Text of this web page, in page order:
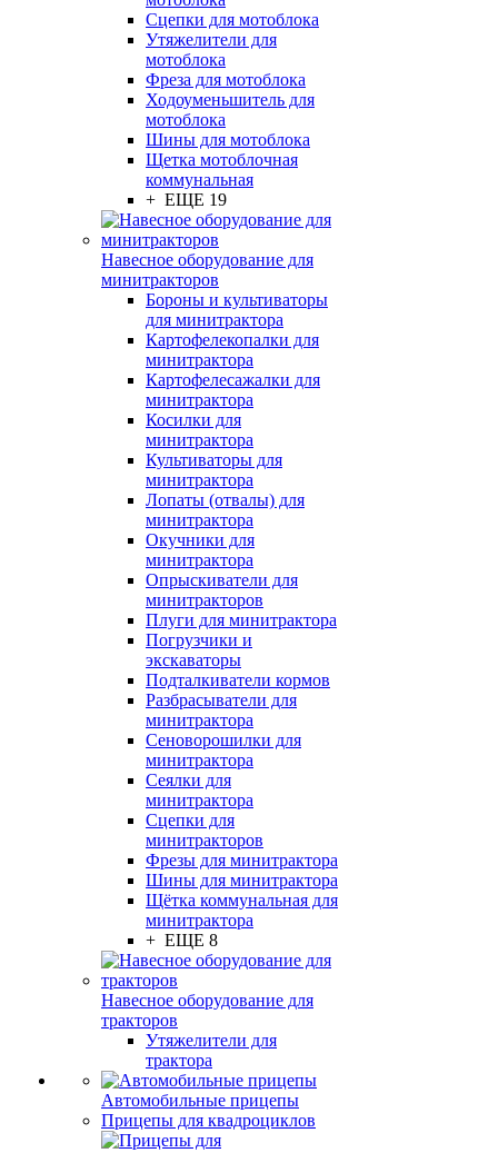
Сцепки для мотоблока
Утяжелители для
мотоблока
Фреза для мотоблока
Ходоуменьшитель для
мотоблока
Шины для мотоблока
Щетка мотоблочная
коммунальная
+ ЕЩЕ 19
Навесное оборудование для
минитракторов
Бороны и культиваторы
для минитрактора
Картофелекопалки для
минитрактора
Картофелесажалки для
минитрактора
Косилки для
минитрактора
Культиваторы для
минитрактора
Лопаты (отвалы) для
минитрактора
Окучники для
минитрактора
Опрыскиватели для
минитракторов
Плуги для минитрактора
Погрузчики и
экскаваторы
Подталкиватели кормов
Разбрасыватели для
минитрактора
Сеноворошилки для
минитрактора
Сеялки для
минитрактора
Сцепки для
минитракторов
Фрезы для минитрактора
Шины для минитрактора
Щётка коммунальная для
минитрактора
+ ЕЩЕ 8
Навесное оборудование для
тракторов
Утяжелители для
трактора
Автомобильные прицепы
Прицепы для квадроциклов